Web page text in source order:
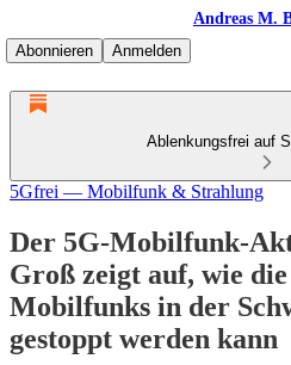
Andreas M.
Abonnieren
Anmelden
Ablenkungsfrei auf
5Gfrei — Mobilfunk & Strahlung
Der 5G-Mobilfunk-
Groß zeigt auf, wie
Mobilfunks in der
gestoppt werden kann